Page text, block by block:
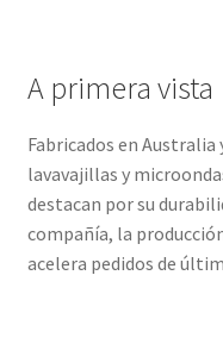
A primera vista
Fabricados en
lavavajillas y
destacan por su
compañía, la
acelera pedidos de